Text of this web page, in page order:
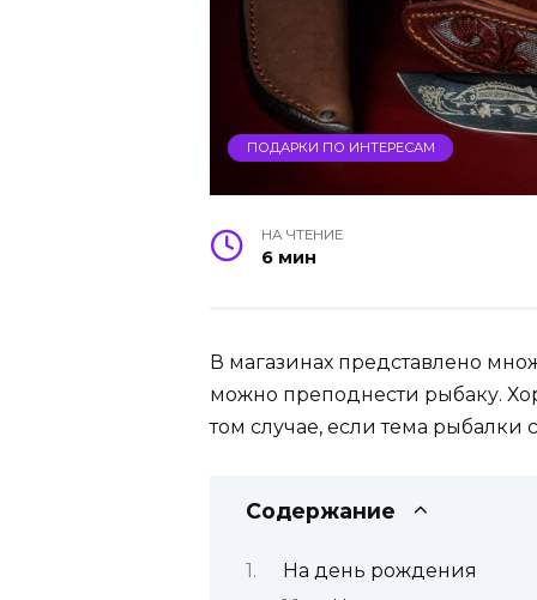
ПОДАРКИ ПО ИНТЕРЕСАМ
НА ЧТЕНИЕ
6 мин
В магазинах представлено
можно преподнести рыбаку.
том случае, если тема рыбалки
Содержание
На день рождения